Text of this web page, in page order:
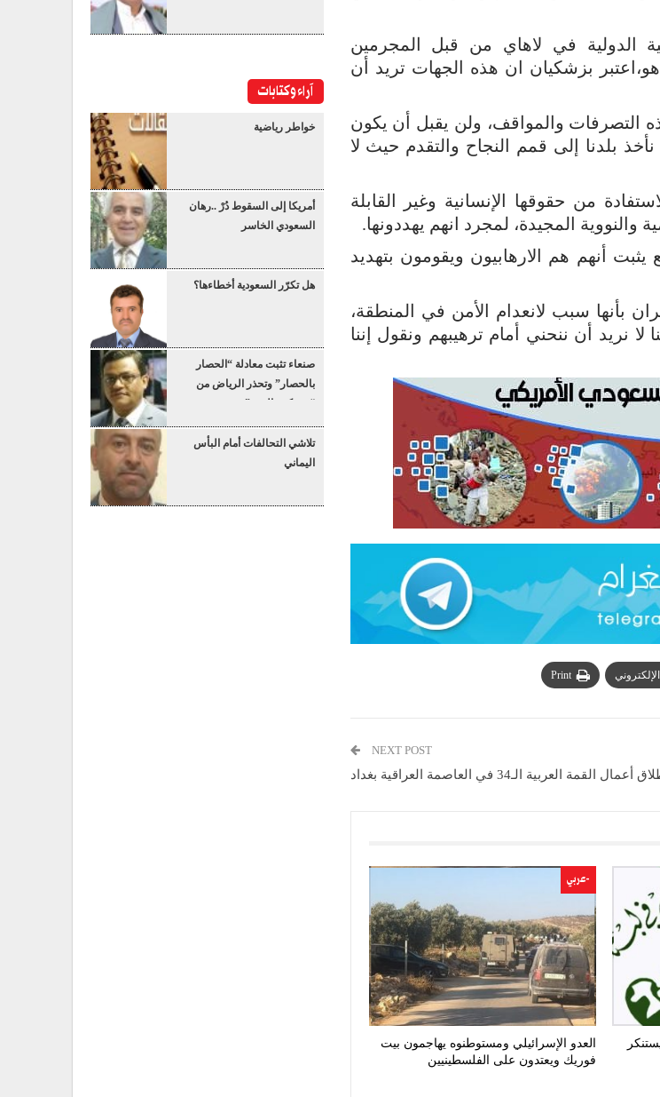
الدولية في لاهاي من قبل المجرمين
بزشكيان ان هذه الجهات تريد أن
التصرفات والمواقف، ولن يقبل أن يكون
بلدنا إلى قمم النجاح والتقدم حيث لا
من حقوقها الإنسانية وغير القابلة
والنووية المجيدة، لمجرد انهم يهددونها.
أنهم هم الارهابيون ويقومون بتهديد
بأنها سبب لانعدام الأمن في المنطقة،
نريد أن ننحني أمام ترهيبهم ونقول إننا
Print
NEXT POST
أعمال القمة العربية الـ34 في العاصمة العراقية بغداد
-عربي
العدو الإسرائيلي ومستوطنوه يهاجمون بيت
فوريك ويعتدون على الفلسطينيين
آراء وكتابات
خواطر رياضية
أمريكا إلى السقوط دُرْ ..رهان
السعودي الخاسر
هل تكرّر السعودية أخطاءها؟
صنعاء تثبت معادلة “الحصار
بالحصار” وتحذر الرياض من
“عسكرة البحر”
تلاشي التحالفات أمام البأس
اليماني